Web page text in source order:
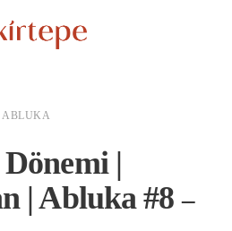
ABLUKA
|
| Abluka #8–